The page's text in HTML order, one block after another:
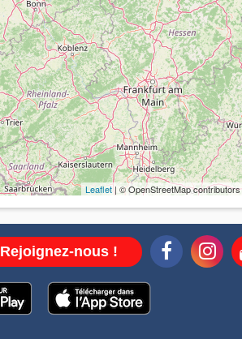
Leaflet| © OpenStreetMap contributors
Rejoignez-nous !